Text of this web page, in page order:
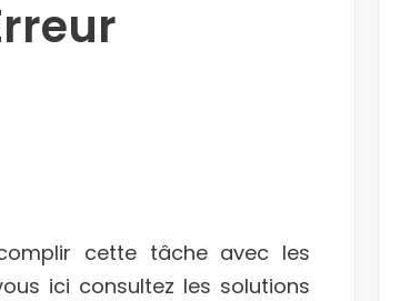
cette tâche avec les
ici consultez les solutions